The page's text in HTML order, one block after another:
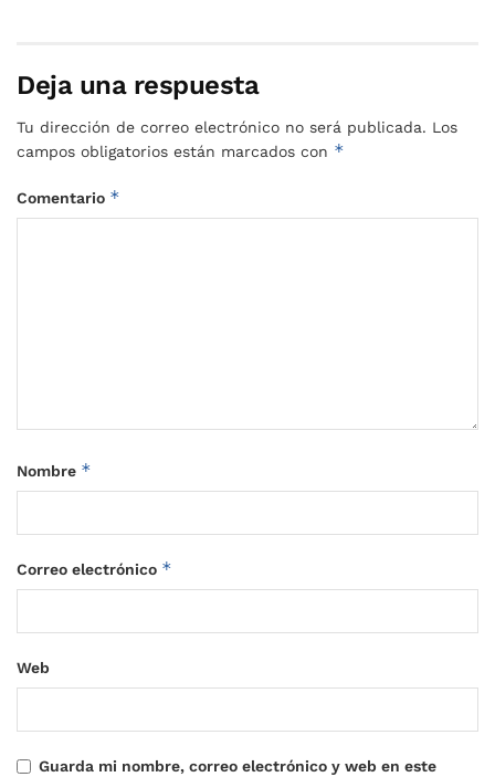
Deja una respuesta
Tu dirección de correo electrónico no será publicada. Los
campos obligatorios están marcados con *
Comentario *
Nombre *
Correo electrónico *
Web
Guarda mi nombre, correo electrónico y web en este